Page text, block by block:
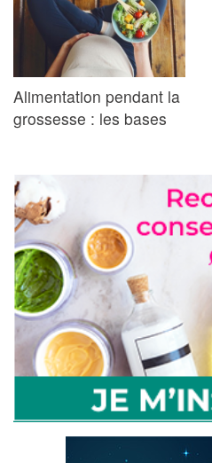
Alimentation pendant la
grossesse : les bases